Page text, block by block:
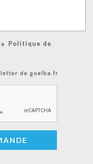
Politique de
de goelba.fr